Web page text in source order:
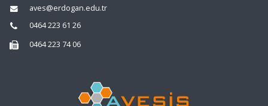
aves@erdogan.edu.tr
0464 223 61 26
0464 223 74 06